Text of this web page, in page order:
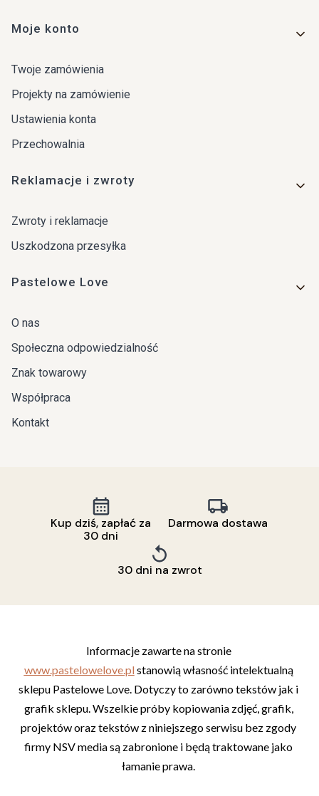
Moje konto
Twoje zamówienia
Projekty na zamówienie
Ustawienia konta
Przechowalnia
Reklamacje i zwroty
Zwroty i reklamacje
Uszkodzona przesyłka
Pastelowe Love
O nas
Społeczna odpowiedzialność
Znak towarowy
Współpraca
Kontakt
Kup dziś, zapłać za
30 dni
Darmowa dostawa
30 dni na zwrot
Informacje zawarte na stronie
www.pastelowelove.pl stanowią własność intelektualną
sklepu Pastelowe Love. Dotyczy to zarówno tekstów jak i
grafik sklepu. Wszelkie próby kopiowania zdjęć, grafik,
projektów oraz tekstów z niniejszego serwisu bez zgody
firmy NSV media są zabronione i będą traktowane jako
łamanie prawa.